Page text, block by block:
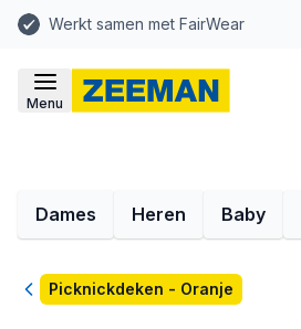
Werkt samen met FairWear
Menu
Dames Heren Baby
TerugPicknickdeken - Oranje